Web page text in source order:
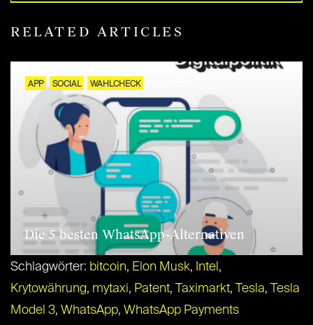
RELATED ARTICLES
APP SOCIAL WAHLCHECK
Die 5 besten WhatsApp-Alternativen
Schlagwörter: bitcoin, Elon Musk, Intel ,
Krytowährung, mytaxi, Patent, Taximarkt, Tesla, Tesla
Model 3, WhatsApp, WhatsApp Payments